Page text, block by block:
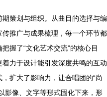
策划与组织。从曲目的选择与编
推广与成果梳理，每一个环节都
握了“文化艺术交流”的核心目
力于设计能引发深度共鸣的互动
扩大了影响力，让合唱团的“尚
影像、文字等形式固化下来，形